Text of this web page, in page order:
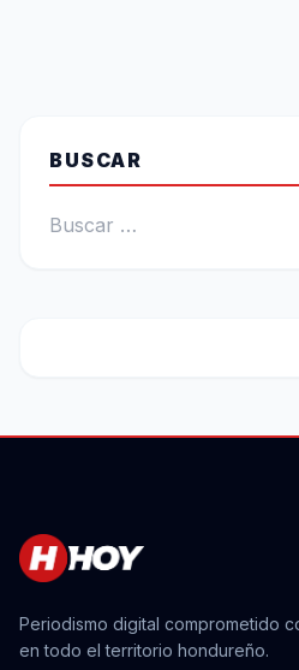
BUSCAR
Buscar:
Periodismo digital comprometido
en todo el territorio hondureño.